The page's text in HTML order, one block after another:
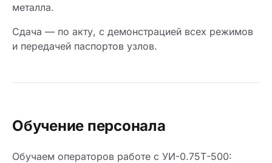
металла.
Сдача — по акту, с демонстрацией всех режимов
и передачей паспортов узлов.
Обучение персонала
Обучаем операторов работе с УИ-0.75Т-500: